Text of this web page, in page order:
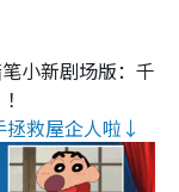
小新剧场版：千
拯救屋企人啦↓